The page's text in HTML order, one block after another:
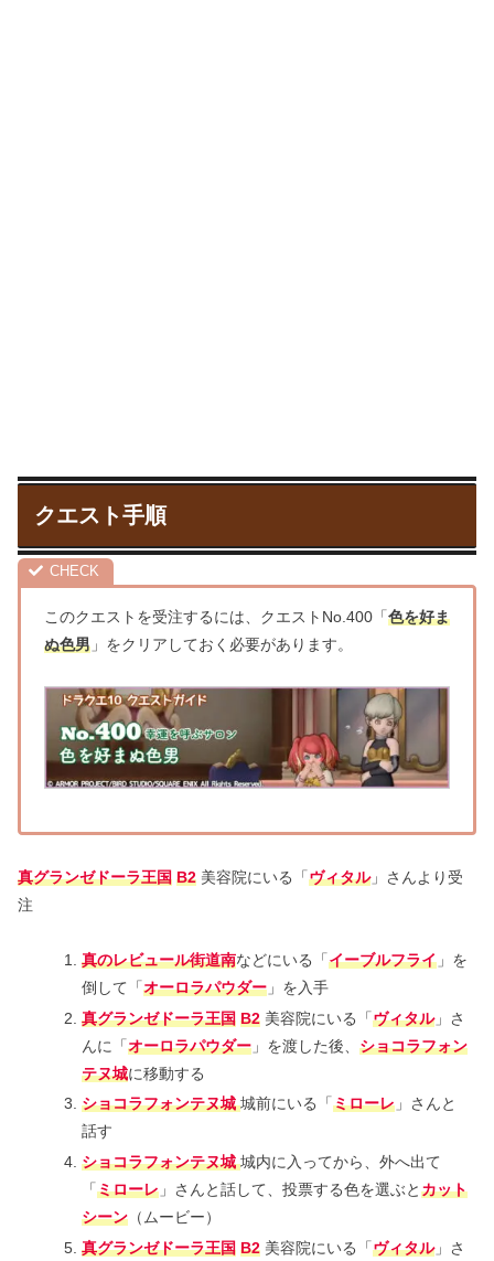
クエスト手順
このクエストを受注するには、クエストNo.400「色を好ま
ぬ色男 」をクリアしておく必要があります。
真グランゼドーラ王国 B2 美容院にいる「ヴィタル」さんより受
注
真のレビュール街道南などにいる「イーブルフライ」を
倒して「オーロラパウダー」を入手
真グランゼドーラ王国 B2美容院にいる「ヴィタル」さ
んに「オーロラパウダー」を渡した後、 ショコラフォン
テヌ城に移動する
ショコラフォンテヌ城城前にいる「ミローレ」さんと
話す
ショコラフォンテヌ城城内に入ってから、外へ出て
「ミローレ」さんと話して、投票する色を選ぶとカット
シーン（ムービー）
真グランゼドーラ王国 B2美容院にいる「ヴィタル」さ